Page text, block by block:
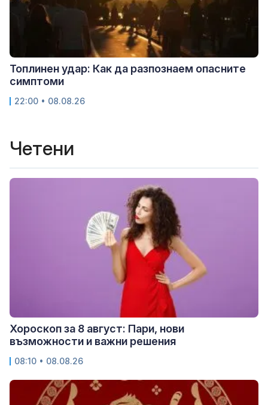
Топлинен удар: Как да разпознаем опасните
симптоми
22:00 • 08.08.26
Четени
Хороскоп за 8 август: Пари, нови
възможности и важни решения
08:10 • 08.08.26